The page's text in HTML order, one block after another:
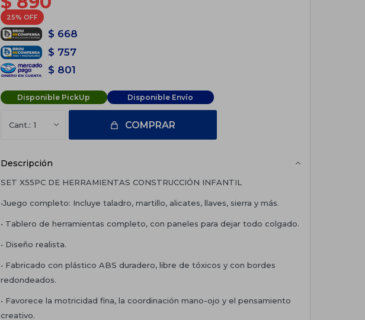
25
$ 668
$ 757
$ 801
Disponible PickUp Disponible Envío
1 COMPRAR
Descripción
SET X55PC DE HERRAMIENTAS CONSTRUCCIÓN INFANTIL
•Juego completo: Incluye taladro, martillo, alicates, llaves, sierra y más.
• Tablero de herramientas completo, con paneles para dejar todo colgado.
• Diseño realista.
• Fabricado con plástico ABS duradero, libre de tóxicos y con bordes
redondeados.
• Favorece la motricidad fina, la coordinación mano-ojo y el pensamiento
creativo.